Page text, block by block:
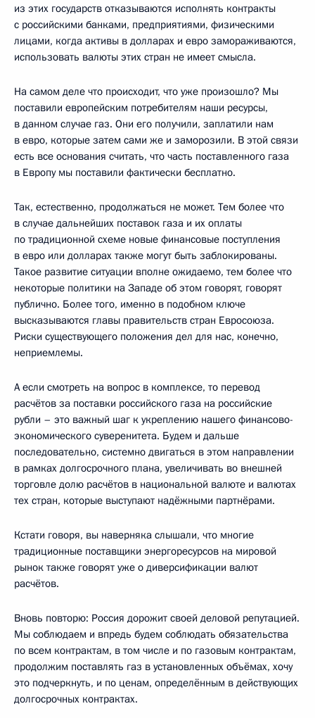
из этих государств отказываются исполнять контракты
с российскими банками, предприятиями, физическими
лицами, когда активы в долларах и евро замораживаются,
использовать валюты этих стран не имеет смысла.
На самом деле что происходит, что уже произошло? Мы
поставили европейским потребителям наши ресурсы,
в данном случае газ. Они его получили, заплатили нам
в евро, которые затем сами же и заморозили. В этой связи
есть все основания считать, что часть поставленного газа
в Европу мы поставили фактически бесплатно.
Так, естественно, продолжаться не может. Тем более что
в случае дальнейших поставок газа и их оплаты
по традиционной схеме новые финансовые поступления
в евро или долларах также могут быть заблокированы.
Такое развитие ситуации вполне ожидаемо, тем более что
некоторые политики на Западе об этом говорят, говорят
публично. Более того, именно в подобном ключе
высказываются главы правительств стран Евросоюза.
Риски существующего положения дел для нас, конечно,
неприемлемы.
А если смотреть на вопрос в комплексе, то перевод
расчётов за поставки российского газа на российские
рубли – это важный шаг к укреплению нашего финансово-
экономического суверенитета. Будем и дальше
последовательно, системно двигаться в этом направлении
в рамках долгосрочного плана, увеличивать во внешней
торговле долю расчётов в национальной валюте и валютах
тех стран, которые выступают надёжными партнёрами.
Кстати говоря, вы наверняка слышали, что многие
традиционные поставщики энергоресурсов на мировой
рынок также говорят уже о диверсификации валют
расчётов.
Вновь повторю: Россия дорожит своей деловой репутацией.
Мы соблюдаем и впредь будем соблюдать обязательства
по всем контрактам, в том числе и по газовым контрактам,
продолжим поставлять газ в установленных объёмах, хочу
это подчеркнуть, и по ценам, определённым в действующих
долгосрочных контрактах.